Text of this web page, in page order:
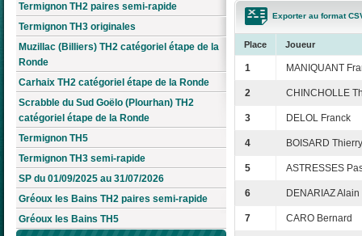
Termignon TH2 paires semi-rapide
Termignon TH3 originales
Muzillac (Billiers) TH2 catégoriel étape de la
Ronde
Carhaix TH2 catégoriel étape de la Ronde
Scrabble du Sud Goëlo (Plourhan) TH2
catégoriel étape de la Ronde
Termignon TH5
Termignon TH3 semi-rapide
SP du 01/09/2025 au 31/07/2026
Gréoux les Bains TH2 paires semi-rapide
Gréoux les Bains TH5
Exporter au format
Place Joueur
1 MANIQUANT
2 CHINCHOLLE
3 DELOL Franck
4 BOISARD Thierry
5 ASTRESSES
6 DENARIAZ Alain
7 CARO Bernard